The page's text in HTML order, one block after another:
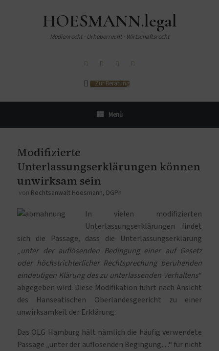
HOESMANN.legal
Medienrecht · Urheberrecht · Wirtschaftsrecht
Zur Beratung
Menü
Modifizierte
Unterlassungserklärungen können
unwirksam sein
von Rechtsanwalt Hoesmann, DGPh
In vielen modifizierten
Unterlassungserklärungen findet
sich die Passage, dass die Unterlassungserklärung
„unter der auflösenden Bedingung einer auf Gesetz
oder höchstrichterlicher Rechtsprechung beruhenden
eindeutigen Klärung des zu unterlassenden Verhaltens“
abgegeben wird. Diese Modifikation führt nach Ansicht
des Hanseatischen Oberlandesgeericht zu einer
unwirksamkeit der Erklärung.
Das OLG Hamburg hält nämlich die häufig verwendete
Passage „unter der auflösenden Begingung…“ für nicht